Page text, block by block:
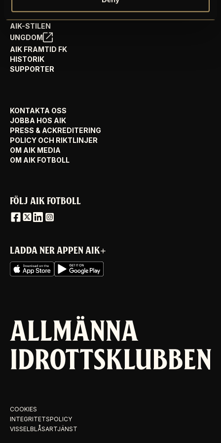
AIK-STILEN
UNGDOM
AIK FRAMTID FK
HISTORIK
SUPPORTER
KONTAKTA OSS
JOBBA HOS AIK
PRESS & ACKREDITERING
POLICY OCH RIKTLINJER
OM AIK MEDIA
OM AIK FOTBOLL
FÖLJ AIK FOTBOLL
LADDA NER APPEN AIK+
COOKIES
INTEGRITETSPOLICY
VISSELBLÅSARTJÄNST